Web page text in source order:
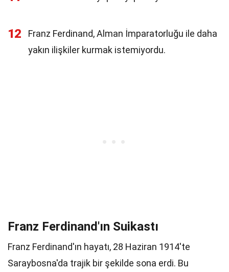
12
Franz Ferdinand, Alman İmparatorluğu ile daha
yakın ilişkiler kurmak istemiyordu.
Franz Ferdinand'ın Suikastı
Franz Ferdinand'ın hayatı, 28 Haziran 1914'te
Saraybosna'da trajik bir şekilde sona erdi. Bu